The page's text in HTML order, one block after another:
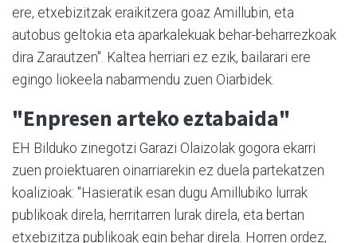
ere, etxebizitzak eraikitzera goaz Amillubin, eta
autobus geltokia eta aparkalekuak behar-beharrezkoak
dira Zarautzen". Kaltea herriari ez ezik, bailarari ere
egingo liokeela nabarmendu zuen Oiarbidek.
"Enpresen arteko eztabaida"
EH Bilduko zinegotzi Garazi Olaizolak gogora ekarri
zuen proiektuaren oinarriarekin ez duela partekatzen
koalizioak: "Hasieratik esan dugu Amillubiko lurrak
publikoak direla, herritarren lurak direla, eta bertan
etxebizitza publikoak egin behar direla. Horren ordez,